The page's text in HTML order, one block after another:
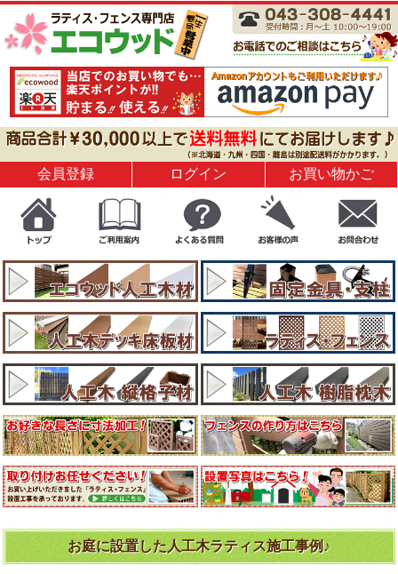
会員登録 ログイン お買い物かご
お庭に設置した人工木ラティス施工事例♪